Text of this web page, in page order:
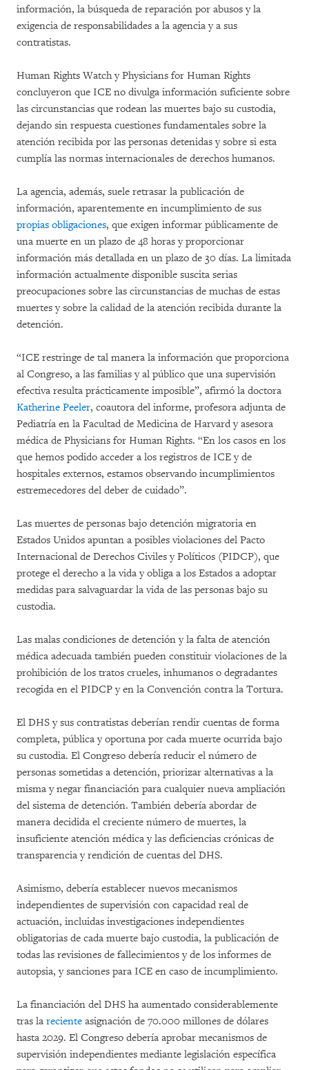
información, la búsqueda de reparación por abusos y la
exigencia de responsabilidades a la agencia y a sus
contratistas.
Human Rights Watch y Physicians for Human Rights
concluyeron que ICE no divulga información suficiente sobre
las circunstancias que rodean las muertes bajo su custodia,
dejando sin respuesta cuestiones fundamentales sobre la
atención recibida por las personas detenidas y sobre si esta
cumplía las normas internacionales de derechos humanos.
La agencia, además, suele retrasar la publicación de
información, aparentemente en incumplimiento de sus
propias obligaciones, que exigen informar públicamente de
una muerte en un plazo de 48 horas y proporcionar
información más detallada en un plazo de 30 días. La limitada
información actualmente disponible suscita serias
preocupaciones sobre las circunstancias de muchas de estas
muertes y sobre la calidad de la atención recibida durante la
detención.
“ICE restringe de tal manera la información que proporciona
al Congreso, a las familias y al público que una supervisión
efectiva resulta prácticamente imposible”, afirmó la doctora
Katherine Peeler, coautora del informe, profesora adjunta de
Pediatría en la Facultad de Medicina de Harvard y asesora
médica de Physicians for Human Rights. “En los casos en los
que hemos podido acceder a los registros de ICE y de
hospitales externos, estamos observando incumplimientos
estremecedores del deber de cuidado”.
Las muertes de personas bajo detención migratoria en
Estados Unidos apuntan a posibles violaciones del Pacto
Internacional de Derechos Civiles y Políticos (PIDCP), que
protege el derecho a la vida y obliga a los Estados a adoptar
medidas para salvaguardar la vida de las personas bajo su
custodia.
Las malas condiciones de detención y la falta de atención
médica adecuada también pueden constituir violaciones de la
prohibición de los tratos crueles, inhumanos o degradantes
recogida en el PIDCP y en la Convención contra la Tortura.
El DHS y sus contratistas deberían rendir cuentas de forma
completa, pública y oportuna por cada muerte ocurrida bajo
su custodia. El Congreso debería reducir el número de
personas sometidas a detención, priorizar alternativas a la
misma y negar financiación para cualquier nueva ampliación
del sistema de detención. También debería abordar de
manera decidida el creciente número de muertes, la
insuficiente atención médica y las deficiencias crónicas de
transparencia y rendición de cuentas del DHS.
Asimismo, debería establecer nuevos mecanismos
independientes de supervisión con capacidad real de
actuación, incluidas investigaciones independientes
obligatorias de cada muerte bajo custodia, la publicación de
todas las revisiones de fallecimientos y de los informes de
autopsia, y sanciones para ICE en caso de incumplimiento.
La financiación del DHS ha aumentado considerablemente
tras la reciente asignación de 70.000 millones de dólares
hasta 2029. El Congreso debería aprobar mecanismos de
supervisión independientes mediante legislación específica